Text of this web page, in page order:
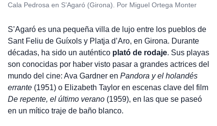
Cala Pedrosa en S’Agaró (Girona). Por Miguel Ortega Monter
S’Agaró es una pequeña villa de lujo entre los pueblos de
Sant Feliu de Guíxols y Platja d’Aro, en Girona. Durante
décadas, ha sido un auténtico plató de rodaje. Sus playas
son conocidas por haber visto pasar a grandes actrices del
mundo del cine: Ava Gardner en Pandora y el holandés
errante(1951) o Elizabeth Taylor en escenas clave del film
De repente, el último verano(1959), en las que se paseó
en un mítico traje de baño blanco.